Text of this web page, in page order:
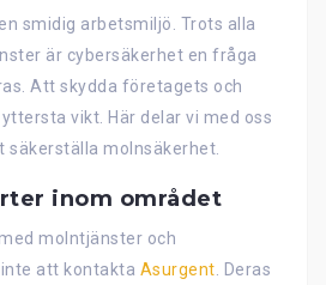
smidig arbetsmiljö. Trots alla
är cybersäkerhet en fråga
Att skydda företagets och
vikt. Här delar vi med oss
säkerställa molnsäkerhet.
inom området
molntjänster och
att kontakta Asurgent. Deras